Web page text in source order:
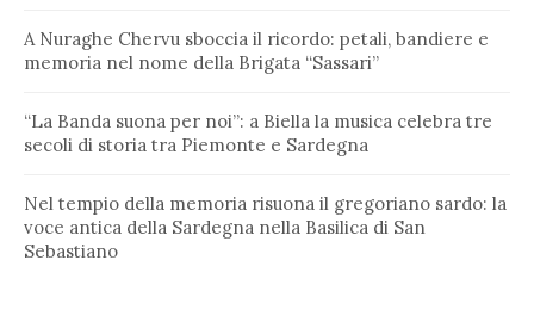
A Nuraghe Chervu sboccia il ricordo: petali, bandiere e
memoria nel nome della Brigata “Sassari”
“La Banda suona per noi”: a Biella la musica celebra tre
secoli di storia tra Piemonte e Sardegna
Nel tempio della memoria risuona il gregoriano sardo: la
voce antica della Sardegna nella Basilica di San
Sebastiano